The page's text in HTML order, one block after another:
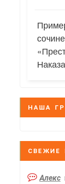
НАША
СВЕЖИЕ
Алекс